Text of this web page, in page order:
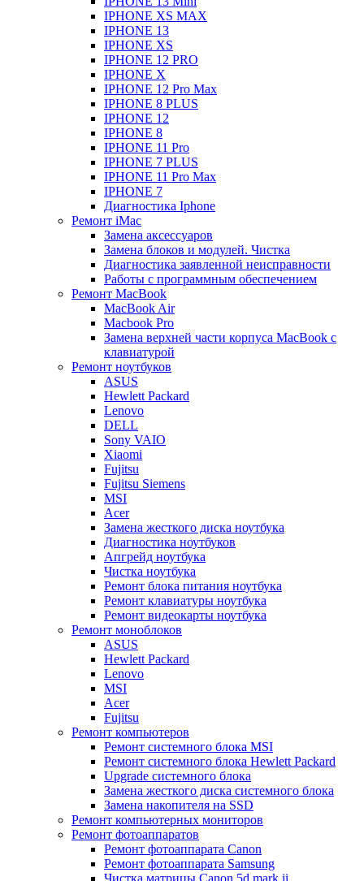
IPHONE XS MAX
IPHONE 13
IPHONE XS
IPHONE 12 PRO
IPHONE X
IPHONE 12 Pro Max
IPHONE 8 PLUS
IPHONE 12
IPHONE 8
IPHONE 11 Pro
IPHONE 7 PLUS
IPHONE 11 Pro Max
IPHONE 7
Диагностика Iphone
Ремонт iMac
Замена аксессуаров
Замена блоков и модулей. Чистка
Диагностика заявленной неисправности
Работы с программным обеспечением
Ремонт MacBook
MacBook Air
Macbook Pro
Замена верхней части корпуса MacBook с
клавиатурой
Ремонт ноутбуков
ASUS
Hewlett Packard
Lenovo
DELL
Sony VAIO
Xiaomi
Fujitsu
Fujitsu Siemens
MSI
Acer
Замена жесткого диска ноутбука
Диагностика ноутбуков
Апгрейд ноутбука
Чистка ноутбука
Ремонт блока питания ноутбука
Ремонт клавиатуры ноутбука
Ремонт видеокарты ноутбука
Ремонт моноблоков
ASUS
Hewlett Packard
Lenovo
MSI
Acer
Fujitsu
Ремонт компьютеров
Ремонт системного блока MSI
Ремонт системного блока Hewlett Packard
Upgrade системного блока
Замена жесткого диска системного блока
Замена накопителя на SSD
Ремонт компьютерных мониторов
Ремонт фотоаппаратов
Ремонт фотоаппарата Canon
Ремонт фотоаппарата Samsung
Чистка матрицы Canon 5d mark ii